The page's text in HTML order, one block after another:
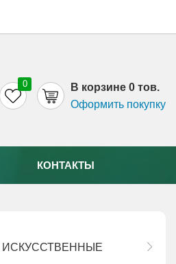
B корзине 0 тов.
Оформить покупку
0
КОНТАКТЫ
ИСКУССТВЕННЫЕ